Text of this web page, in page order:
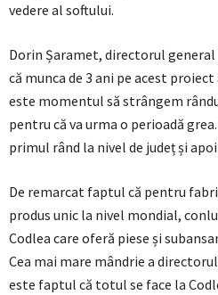
vedere al softului.
Dorin Șaramet, directorul
că munca de 3 ani pe acest
este momentul să strângem
pentru că va urma o perioadă
primul rând la nivel de județ și
De remarcat faptul că pentru
produs unic la nivel mondial,
Codlea care oferă piese și
Cea mai mare mândrie a
este faptul că totul se face la